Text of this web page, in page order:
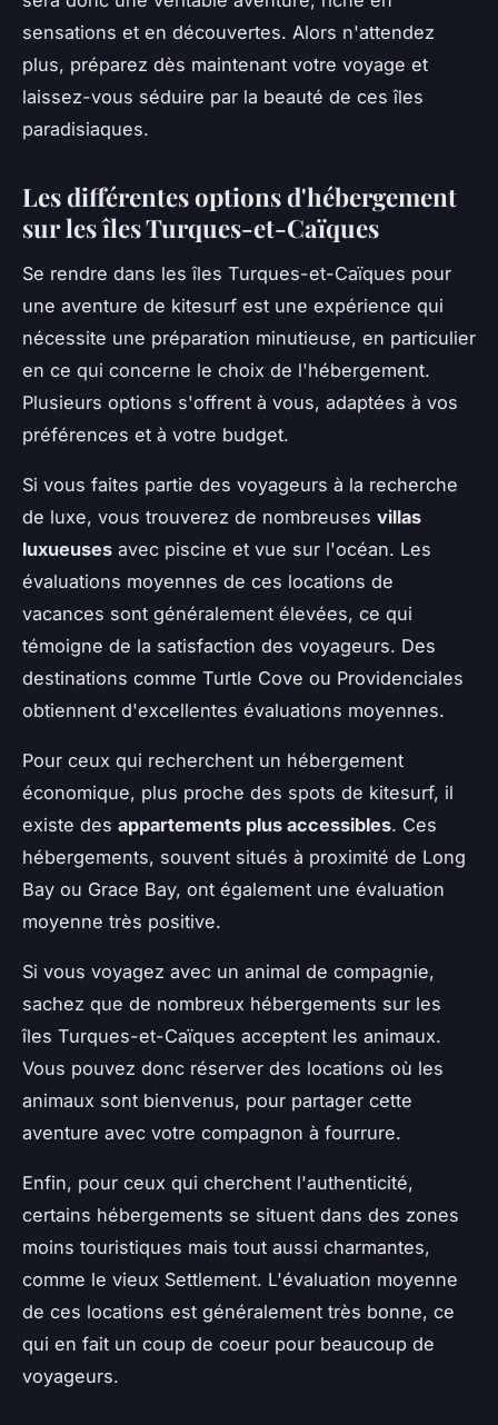
sensations et en découvertes. Alors n'attendez
plus, préparez dès maintenant votre voyage et
laissez-vous séduire par la beauté de ces îles
paradisiaques.
Les différentes options d'hébergement
sur les îles Turques-et-Caïques
Se rendre dans les îles Turques-et-Caïques pour
une aventure de kitesurf est une expérience qui
nécessite une préparation minutieuse, en particulier
en ce qui concerne le choix de l'hébergement.
Plusieurs options s'offrent à vous, adaptées à vos
préférences et à votre budget.
Si vous faites partie des voyageurs à la recherche
de luxe, vous trouverez de nombreuses villas
luxueuses avec piscine et vue sur l'océan. Les
évaluations moyennes de ces locations de
vacances sont généralement élevées, ce qui
témoigne de la satisfaction des voyageurs. Des
destinations comme Turtle Cove ou Providenciales
obtiennent d'excellentes évaluations moyennes.
Pour ceux qui recherchent un hébergement
économique, plus proche des spots de kitesurf, il
existe des appartements plus accessibles. Ces
hébergements, souvent situés à proximité de Long
Bay ou Grace Bay, ont également une évaluation
moyenne très positive.
Si vous voyagez avec un animal de compagnie,
sachez que de nombreux hébergements sur les
îles Turques-et-Caïques acceptent les animaux.
Vous pouvez donc réserver des locations où les
animaux sont bienvenus, pour partager cette
aventure avec votre compagnon à fourrure.
Enfin, pour ceux qui cherchent l'authenticité,
certains hébergements se situent dans des zones
moins touristiques mais tout aussi charmantes,
comme le vieux Settlement. L'évaluation moyenne
de ces locations est généralement très bonne, ce
qui en fait un coup de coeur pour beaucoup de
voyageurs.